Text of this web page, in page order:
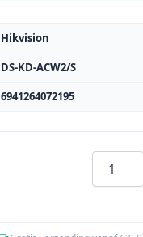
Hikvision
DS-KD-ACW2/S
6941264072195
Aantal